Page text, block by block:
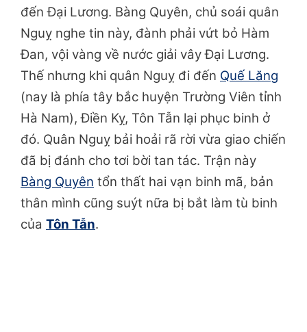
đến Đại Lương. Bàng Quyên, chủ soái quân
Nguỵ nghe tin này, đành phải vứt bỏ Hàm
Đan, vội vàng về nước giải vây Đại Lương.
Thế nhưng khi quân Nguỵ đi đến Quế Lăng
(nay là phía tây bắc huyện Trường Viên tỉnh
Hà Nam), Điền Kỵ, Tôn Tẫn lại phục binh ở
đó. Quân Nguỵ bải hoải rã rời vừa giao chiến
đã bị đánh cho tơi bời tan tác. Trận này
Bàng Quyên tổn thất hai vạn binh mã, bản
thân mình cũng suýt nữa bị bắt làm tù binh
của Tôn Tẫn.